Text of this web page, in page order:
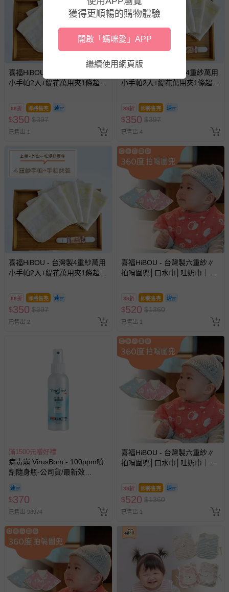
商品、食品等）。
客製化商品（例如客製生日書、姓名貼等）。
報紙、期刊或雜誌（惟書籍如經拆封、使用，則酌收整
經消費者拆封之影音商品或電腦軟體（例如 DVD、CD
等）。
非以有形媒介提供之數位內容或一經提供即為完成之線
戲或活動點數等）。
已拆封之以下類型商品：
-個人衛生用品（例如尿布、貼身衣物、泳裝、襪子、地
-新生兒親膚衣物（嬰幼兒包巾與背巾、包屁衣、學習
褲、紗布衣等）。
-接觸性孕哺產品（奶嘴、奶瓶、擠乳器、哺乳衣、托腹
帶束縛衣、餐搖椅等）。
-其他原廠盒裝商品封口處已貼上「不可拆封」，或具警
示字句等說明貼紙、封條者。
國際航空、客運、訂房等服務。
退換貨 & 退款問題
運送服務：目前提供的運送僅限台灣本島。如您位於離島地
區，可能會無法配送，或須依據商品需加收離島運費。廠商
亦保留出貨與否的權利。離島、偏遠地區、樓層親送等加價
商品實際的配達日期，可於訂單個人資料內的查詢訂單內，
如您收到商品，請依正常流程檢查是否完好，若商品遇瑕疵
情形，您可申請更換新品或退貨，請見：
退貨的辦理流程。
若您對於會員帳號、商品訂購與資訊、購物流程、付款方
式、折價券與購物金的使用、退貨及商品運送方式等有疑
問，你可詳見：
預購商品：預購為海外同步代購，遇缺貨即會通知媽咪並協
助取消退款事宜。
商品如因「價格、組合」等錯誤原因，導致無法安排出貨，
會主動以簡訊及mail通知訂單取消事宜，並將提供適當補
喜福HiBOU - 台灣製4重紗萬用
小手帕2入+緹花萬用夾1條超值
寶寶紗布巾-圖騰小鹿手帕+日
本專利夾
88折 即將售完
$350 $397
已售出 1
喜福HiBOU - 台灣製4重紗萬用
小手帕2入+緹花萬用夾1條超值
寶寶紗布巾-黃花小鷹手帕+日
本專利夾
88折 即將售完
$350 $397
已售出 4
喜福HiBOU - 台灣製4重紗萬用
小手帕2入+緹花萬用夾1條超值
寶寶紗布巾-紫花小鷹手帕+日
本專利夾
88折 即將售完
$350 $397
已售出 2
喜福HiBOU - 台灣製六重紗∥
拍嗝圍兜│口水巾│吐奶巾｜枕
粉 (數字小鷹粉)
38折 即將售完
$520 $1360
已售出 1
滿1500元贈好禮
病毒崩 VirusBom - 100ppm噴
劑隨身瓶-公司貨/最新效
$370
已售出 98974
喜福HiBOU - 台灣製六重紗∥
拍嗝圍兜│口水巾│吐奶巾｜枕
藍 (數字小鷹藍)
38折 即將售完
$520 $1360
已售出 1
獲得更順暢的購物體驗
開啟「媽咪愛」APP
繼續使用網頁版